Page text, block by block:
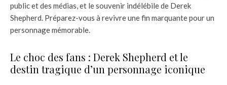
public et des médias, et le souvenir indélébile de Derek
Shepherd. Préparez-vous à revivre une fin marquante pour un
personnage mémorable.
Le choc des fans : Derek Shepherd et le
destin tragique d’un personnage iconique